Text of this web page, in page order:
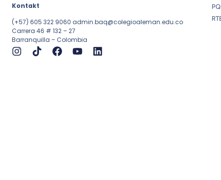
Kontakt
(+57) 605 322 9060 admin.baq@colegioaleman.edu.co
Carrera 46 # 132 – 27
Barranquilla – Colombia